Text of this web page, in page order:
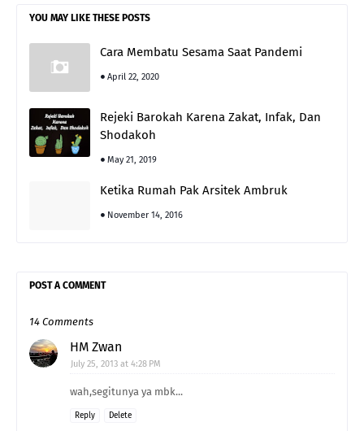
YOU MAY LIKE THESE POSTS
Cara Membatu Sesama Saat Pandemi
April 22, 2020
Rejeki Barokah Karena Zakat, Infak, Dan
Shodakoh
May 21, 2019
Ketika Rumah Pak Arsitek Ambruk
November 14, 2016
POST A COMMENT
14 Comments
HM Zwan
July 25, 2013 at 4:28 PM
wah,segitunya ya mbk...
Reply Delete